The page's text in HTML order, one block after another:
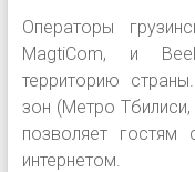
Операторы
MagtiCom, и
территорию
зон (Метро
позволяет гостям
интернетом.